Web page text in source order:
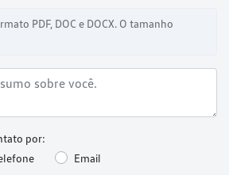
PDF, DOC e DOCX. O tamanho
por:
Email